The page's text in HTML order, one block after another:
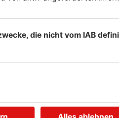
Kreis und in Hanau